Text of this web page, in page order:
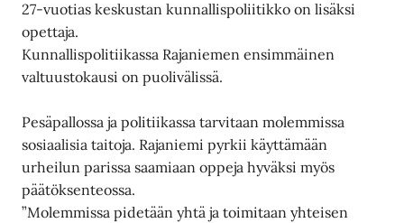
27-vuotias keskustan kunnallispoliitikko on lisäksi
opettaja.
Kunnallispolitiikassa Rajaniemen ensimmäinen
valtuustokausi on puolivälissä.
Pesäpallossa ja politiikassa tarvitaan molemmissa
sosiaalisia taitoja. Rajaniemi pyrkii käyttämään
urheilun parissa saamiaan oppeja hyväksi myös
päätöksenteossa.
”Molemmissa pidetään yhtä ja toimitaan yhteisen